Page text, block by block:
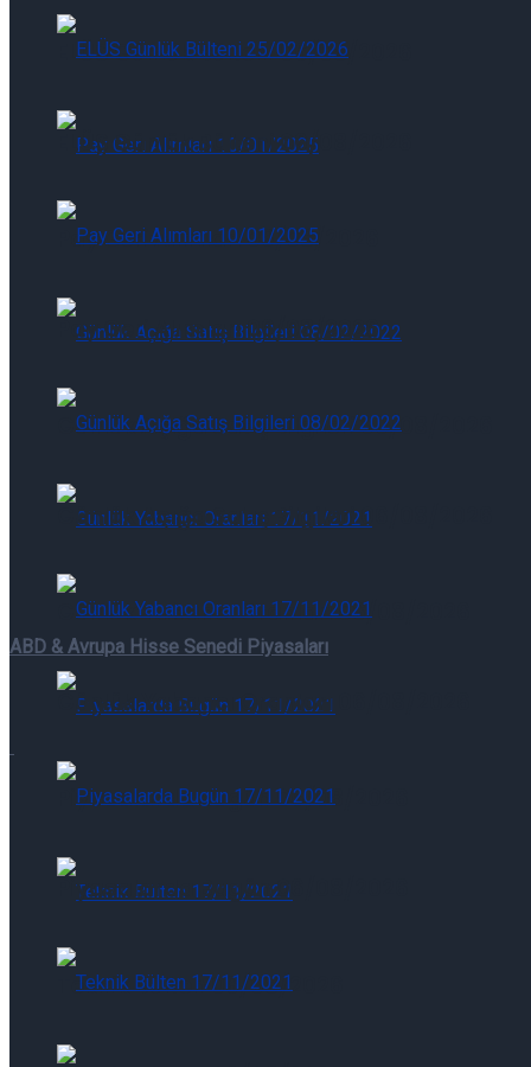
ELÜS Günlük Bülteni 06/08/2026
Pay Geri Alımları 06/08/2026
Günlük Açığa Satış Bilgileri 06/08/2026
Günlük Yabancı Oranları 06/08/2026
Piyasalarda Bugün 06/08/2026
Teknik Bülten 06/08/2026
ELÜS Günlük Bülteni 06/08/2026
Pay Geri Alımları 06/08/2026
Günlük Açığa Satış Bilgileri 06/08/2026
Günlük Yabancı Oranları 06/08/2026
Piyasalarda Bugün 06/08/2026
ABD & Avrupa Hisse Senedi Piyasaları